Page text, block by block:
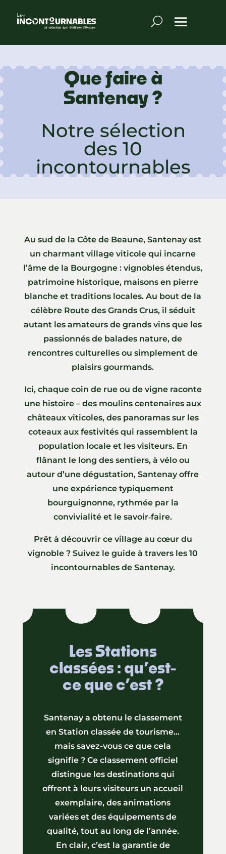
Que faire à
Santenay ?
Notre sélection
des 10
incontournables
Au sud de la Côte de Beaune, Santenay est
un charmant village viticole qui incarne
l’âme de la Bourgogne : vignobles étendus,
patrimoine historique, maisons en pierre
blanche et traditions locales. Au bout de la
célèbre Route des Grands Crus, il séduit
autant les amateurs de grands vins que les
passionnés de balades nature, de
rencontres culturelles ou simplement de
plaisirs gourmands.
Ici, chaque coin de rue ou de vigne raconte
une histoire – des moulins centenaires aux
châteaux viticoles, des panoramas sur les
coteaux aux festivités qui rassemblent la
population locale et les visiteurs. En
flânant le long des sentiers, à vélo ou
autour d’une dégustation, Santenay offre
une expérience typiquement
bourguignonne, rythmée par la
convivialité et le savoir‑faire.
Prêt à découvrir ce village au cœur du
vignoble ? Suivez le guide à travers les 10
incontournables de Santenay.
Les Stations
classées : qu’est-
ce que c’est ?
Santenay a obtenu le classement
en Station classée de tourisme…
mais savez-vous ce que cela
signifie ? Ce classement officiel
distingue les destinations qui
offrent à leurs visiteurs un accueil
exemplaire, des animations
variées et des équipements de
qualité, tout au long de l’année.
En clair, c’est la garantie de